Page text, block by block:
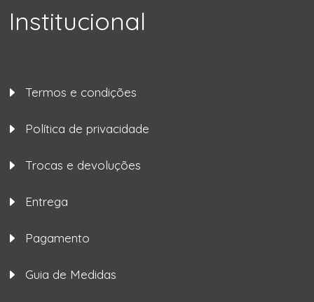
Institucional
Termos e condições
Política de privacidade
Trocas e devoluções
Entrega
Pagamento
Guia de Medidas